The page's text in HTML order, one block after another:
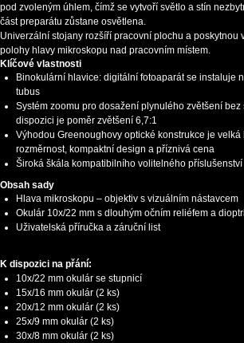
pod zvoleným úhlem, čímž se vytvoří světlo a stín
část preparátu zůstane osvětlena.
Univerzální stojany rozšíří pracovní plochu a poskytnou
polohy hlavy mikroskopu nad pracovním místem.
Klíčové vlastnosti
Binokulární hlavice: digitální fotoaparát se instaluje
tubus
Systém zoomu pro dosažení plynulého zvětšení bez
dispozici je poměr zvětšení 6,7:1
Výhodou Greenoughovy optické konstrukce je velká
rozměrnost, kompaktní design a příznivá cena
Široká škála kompatibilního volitelného příslušenství
Obsah sady
Hlava mikroskopu – objektiv s vizuálním nástavcem
Okulár 10x/22 mm s dlouhým očním reliéfem a
Uživatelská příručka a záruční list
K dispozici na přání:
10x/22 mm okulár se stupnicí
15x/16 mm okulár (2 ks)
20x/12 mm okulár (2 ks)
25x/9 mm okulár (2 ks)
30x/8 mm okulár (2 ks)